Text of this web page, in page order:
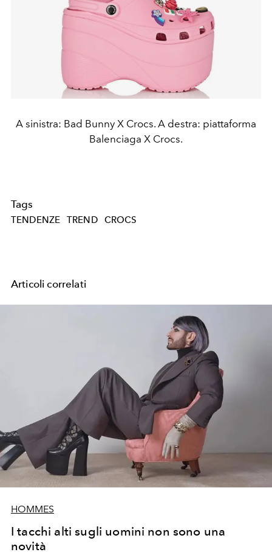
A sinistra: Bad Bunny X Crocs. A destra: piattaforma
Balenciaga X Crocs.
Tags
TENDENZE TREND CROCS
Articoli correlati
HOMMES
I tacchi alti sugli uomini non sono una
novità